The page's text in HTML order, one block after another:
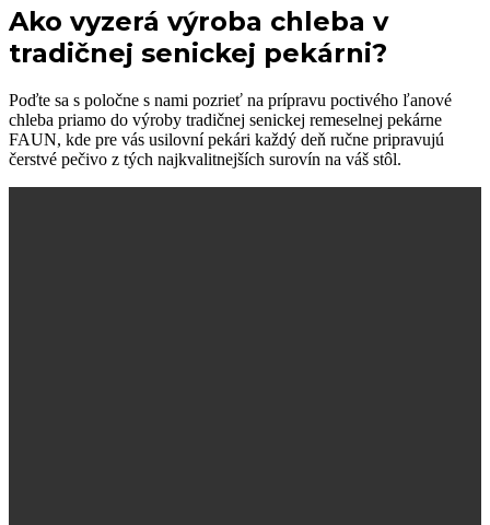
Ako vyzerá výroba chleba v
tradičnej senickej pekárni?
Poďte sa s poločne s nami pozrieť na prípravu poctivého ľanové
chleba priamo do výroby tradičnej senickej remeselnej pekárne
FAUN, kde pre vás usilovní pekári každý deň ručne pripravujú
čerstvé pečivo z tých najkvalitnejších surovín na váš stôl.